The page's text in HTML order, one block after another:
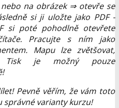
na obrázek ⇒ otevře se
si ji uložte jako PDF -
si poté pohodlně otevřete
Pracujte s ním jako
Mapu lze zvětšovat,
Tisk je možný pouze
Pevně věřím, že vám toto
správné varianty kurzu!